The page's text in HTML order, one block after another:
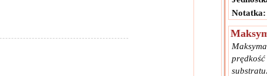
Notatka:
prędkość
substratu.